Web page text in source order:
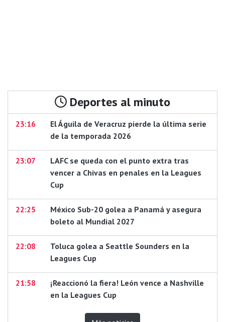
Deportes al minuto
23:16
El Águila de Veracruz pierde la última serie
de la temporada 2026
23:07
LAFC se queda con el punto extra tras
vencer a Chivas en penales en la Leagues
Cup
22:25
México Sub-20 golea a Panamá y asegura
boleto al Mundial 2027
22:08
Toluca golea a Seattle Sounders en la
Leagues Cup
21:58
¡Reaccionó la fiera! León vence a Nashville
en la Leagues Cup